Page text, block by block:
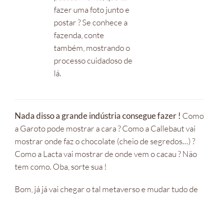
fazer uma foto junto e
postar ? Se conhece a
fazenda, conte
também, mostrando o
processo cuidadoso de
lá.
Nada disso a grande indústria consegue fazer ! Como
a Garoto pode mostrar a cara ? Como a Callebaut vai
mostrar onde faz o chocolate (cheio de segredos…) ?
Como a Lacta vai mostrar de onde vem o cacau ? Não
tem como. Oba, sorte sua !
Bom, já já vai chegar o tal metaverso e mudar tudo de